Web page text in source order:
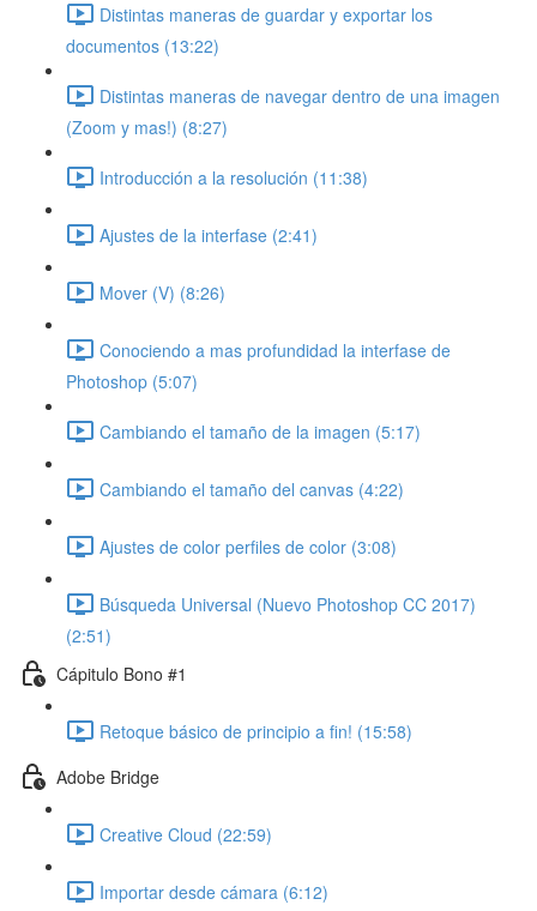
Distintas maneras de guardar y exportar los
documentos (13:22)
Distintas maneras de navegar dentro de una imagen
(Zoom y mas!) (8:27)
Introducción a la resolución (11:38)
Ajustes de la interfase (2:41)
Mover (V) (8:26)
Conociendo a mas profundidad la interfase de
Photoshop (5:07)
Cambiando el tamaño de la imagen (5:17)
Cambiando el tamaño del canvas (4:22)
Ajustes de color perfiles de color (3:08)
Búsqueda Universal (Nuevo Photoshop CC 2017)
(2:51)
Cápitulo Bono #1
Retoque básico de principio a fin! (15:58)
Adobe Bridge
Creative Cloud (22:59)
Importar desde cámara (6:12)